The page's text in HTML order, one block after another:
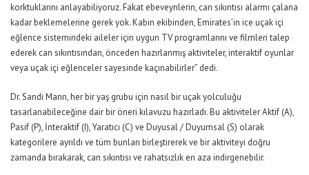
korktuklarını anlayabiliyoruz. Fakat ebeveynlerin, can sıkıntısı alarmı çalana
kadar beklemelerine gerek yok. Kabin ekibinden, Emirates’in ice uçak içi
eğlence sistemindeki aileler için uygun TV programlarını ve filmleri talep
ederek can sıkıntısından, önceden hazırlanmış aktiviteler, interaktif oyunlar
veya uçak içi eğlenceler sayesinde kaçınabilirler” dedi.
Dr. Sandi Mann, her bir yaş grubu için nasıl bir uçak yolculuğu
tasarlanabileceğine dair bir öneri kılavuzu hazırladı. Bu aktiviteler Aktif (A),
Pasif (P), İnteraktif (I), Yaratıcı (C) ve Duyusal / Duyumsal (S) olarak
kategorilere ayrıldı ve tüm bunları birleştirerek ve bir aktiviteyi doğru
zamanda bırakarak, can sıkıntısı ve rahatsızlık en aza indirgenebilir.